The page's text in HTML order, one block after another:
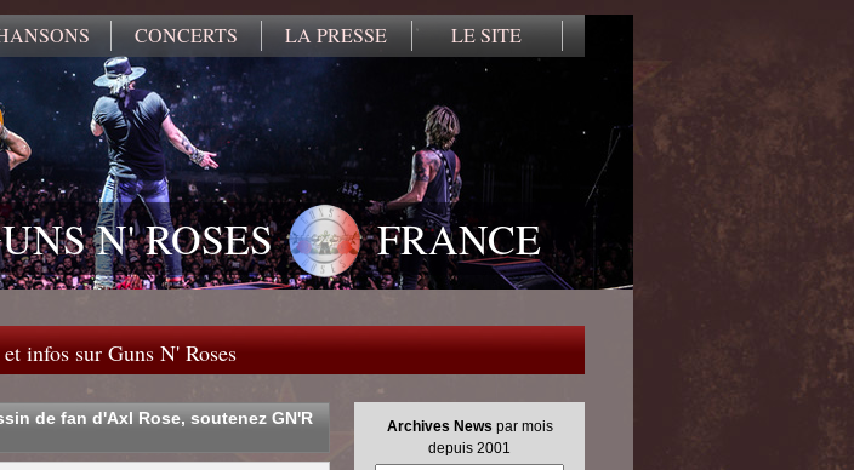
CONCERTS LA PRESSE LE SITE
N' ROSES FRANCE
infos sur Guns N' Roses
de fan d'Axl Rose, soutenez GN'R
Archives News par mois
depuis 2001